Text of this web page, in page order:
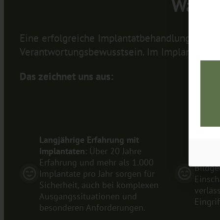
Eine erfolgreiche Implantatbehandlung
Verantwortungsbewusstsein. Im
Das zeichnet uns aus:
Langjährige Erfahrung mit
Implantaten: Über 20 Jahre
Erfahrung und mehr als 1.000
Implantate pro Jahr sorgen für
Sicherheit, auch bei komplexen
Ausgangssituationen und
besonderen Anforderungen.